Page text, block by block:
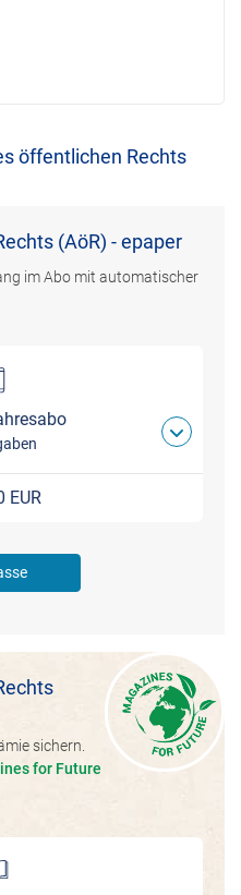
öffentlichen Rechts
(AöR) - epaper
im Abo mit automatischer
EUR
sichern.
for Future